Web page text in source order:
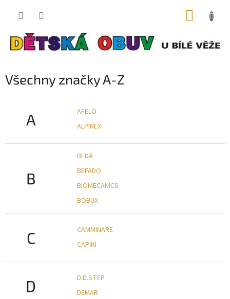
Všechny značky A-Z
A
AFELO
ALPINEX
B
BEDA
BEFADO
BIOMECANICS
BOBUX
C
CAMMINARE
CAPIKI
D
D.D.STEP
DEMAR